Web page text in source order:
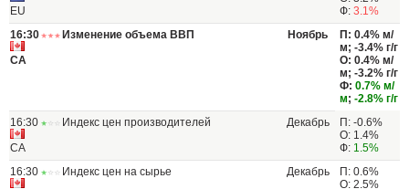
EU
Ф: 3.1%
16:30
CA
Изменение объема ВВП Ноябрь
П: 0.4% м/
м; -3.4% г/г
О: 0.4% м/
м; -3.2% г/г
Ф: 0.7% м/
м; -2.8% г/г
16:30
CA
Индекс цен производителей Декабрь
П: -0.6%
О: 1.4%
Ф: 1.5%
16:30
Индекс цен на сырье Декабрь
П: 0.6%
О: 2.5%